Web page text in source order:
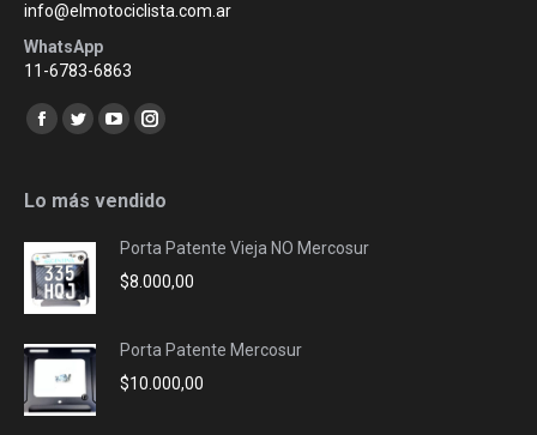
info@elmotociclista.com.ar
WhatsApp
11-6783-6863
Encuéntranos en:
Facebook
opens
new
window
Twitter
opens
new
window
YouTube
opens
new
window
Instagram
opens
new
window
Lo más vendido
Porta Patente Vieja NO Mercosur
$8.000,00
Porta Patente Mercosur
$10.000,00